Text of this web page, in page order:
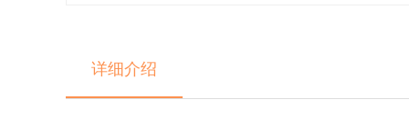
详细介绍